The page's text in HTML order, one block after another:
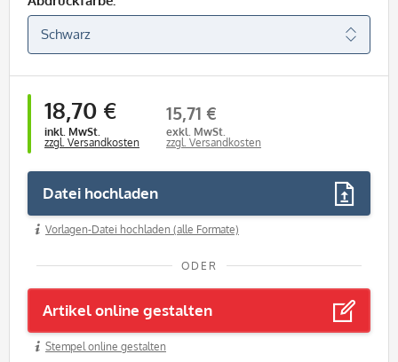
18,70 €
inkl. MwSt.
zzgl. Versandkosten
15,71 €
exkl. MwSt.
zzgl. Versandkosten
Datei hochladen
Vorlagen-Datei hochladen (alle Formate)
ODER
Artikel online gestalten
Stempel online gestalten